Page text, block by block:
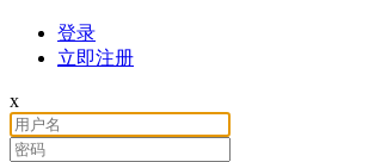
登录
立即注册
x